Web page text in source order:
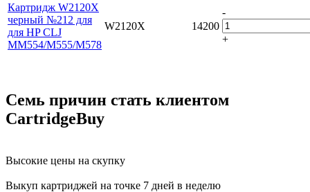
Картридж W2120X
черный №212 для
для HP CLJ
MM554/M555/M578
W2120X 14200
-
+
Семь причин стать клиентом
CartridgeBuy
Высокие цены на скупку
Выкуп картриджей на точке 7 дней в неделю